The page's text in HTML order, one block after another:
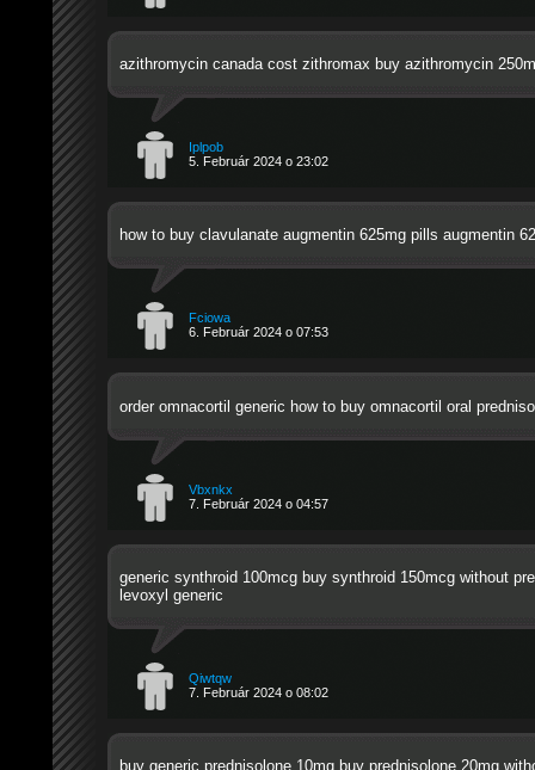
azithromycin canada cost zithromax buy azithromycin
Iplpob
5. Február 2024 o 23:02
how to buy clavulanate augmentin 625mg pills augmentin
Fciowa
6. Február 2024 o 07:53
order omnacortil generic how to buy omnacortil oral
Vbxnkx
7. Február 2024 o 04:57
generic synthroid 100mcg buy synthroid 150mcg without
levoxyl generic
Qiwtqw
7. Február 2024 o 08:02
buy generic prednisolone 10mg buy prednisolone 20mg